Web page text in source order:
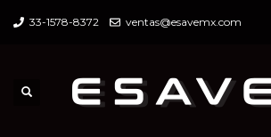
33-1578-8372 ventas@esavemx.com